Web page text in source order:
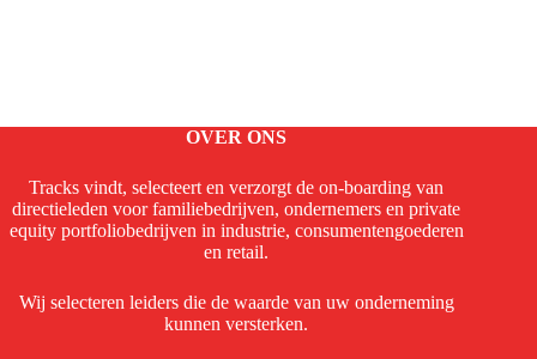
OVER ONS
Tracks vindt, selecteert en verzorgt de on-boarding van
directieleden voor familiebedrijven, ondernemers en private
equity portfoliobedrijven in industrie, consumentengoederen
en retail.
Wij selecteren leiders die de waarde van uw onderneming
kunnen versterken.